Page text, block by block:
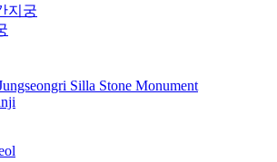
지궁
Silla Stone Monument